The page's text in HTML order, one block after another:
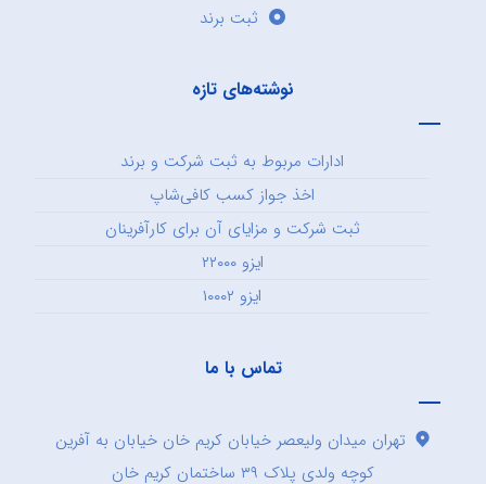
ثبت برند
نوشته‌های تازه
ادارات مربوط به ثبت شرکت و برند
اخذ جواز کسب کافی‌شاپ
ثبت شرکت و مزایای آن برای کارآفرینان
ایزو ۲۲۰۰۰
ایزو ۱۰۰۰۲
تماس با ما
تهران میدان ولیعصر خیابان کریم خان خیابان به آفرین
کوچه ولدی پلاک ۳۹ ساختمان کریم خان